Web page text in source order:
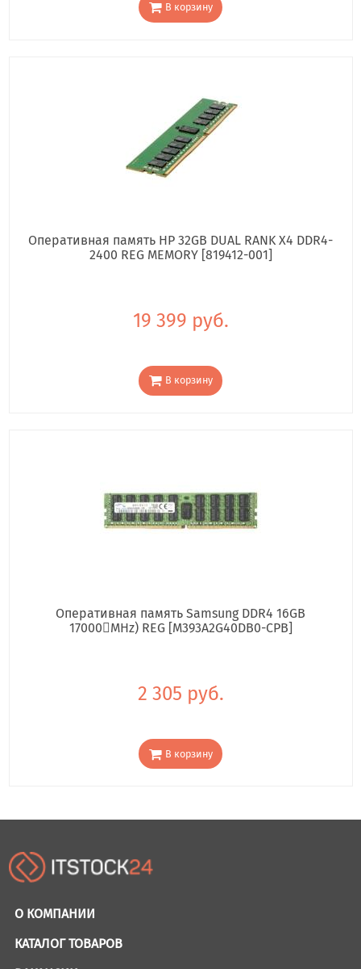
В корзину
Оперативная память HP 32GB DUAL RANK X4 DDR4-
2400 REG MEMORY [819412-001]
19 399 руб.
В корзину
Оперативная память Samsung DDR4 16GB
17000񢋕MHz) REG [M393A2G40DB0-CPB]
2 305 руб.
В корзину
О КОМПАНИИ
КАТАЛОГ ТОВАРОВ